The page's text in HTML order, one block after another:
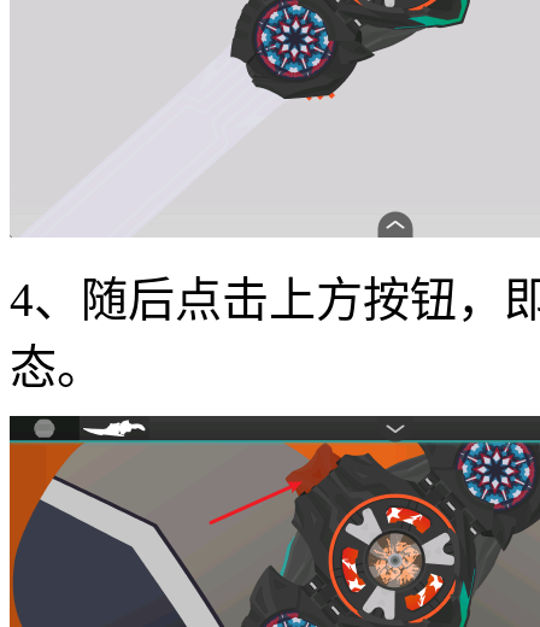
4、随后点击上方按钮，
态。